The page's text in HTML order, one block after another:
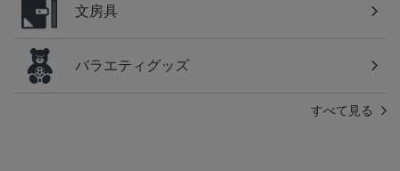
文房具
バラエティグッズ
すべて見る